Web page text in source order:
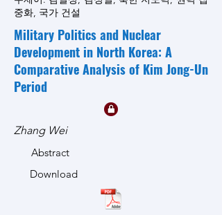
중화, 국가 건설
Military Politics and Nuclear
Development in North Korea: A
Comparative Analysis of Kim Jong-Un
Period
Zhang Wei
Abstract
Download